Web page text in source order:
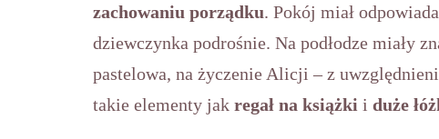
zachowaniu porządku. Pokój miał
dziewczynka podrośnie. Na podłodze miały
pastelowa, na życzenie Alicji – z
takie elementy jak regał na książki i duże